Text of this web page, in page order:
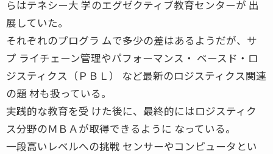
らはテネシー大 学のエグゼクティブ教育センターが 出
展していた。
それぞれのプログラ ムで多少の差はあるようだが、サ
プ ライチェーン管理やパフォーマンス・ ベースド・ロ
ジスティクス（ＰＢＬ） など最新のロジスティクス関連
の題 材も扱っている。
実践的な教育を受 けた後に、最終的にはロジスティク
ス分野のＭＢＡが取得できるように なっている。
一段高いレベルへの挑戦 センサーやコンピュータとい